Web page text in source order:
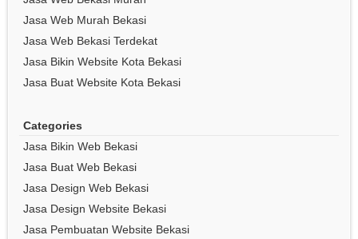
Jasa Web Murah Bekasi
Jasa Web Bekasi Terdekat
Jasa Bikin Website Kota Bekasi
Jasa Buat Website Kota Bekasi
Categories
Jasa Bikin Web Bekasi
Jasa Buat Web Bekasi
Jasa Design Web Bekasi
Jasa Design Website Bekasi
Jasa Pembuatan Website Bekasi